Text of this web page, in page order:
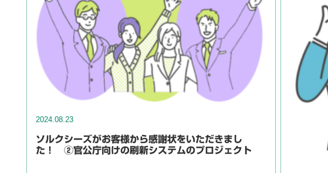
2024.08.23
ソルクシーズがお客様から感謝状をいただきまし
た！ ②官公庁向けの刷新システムのプロジェクト